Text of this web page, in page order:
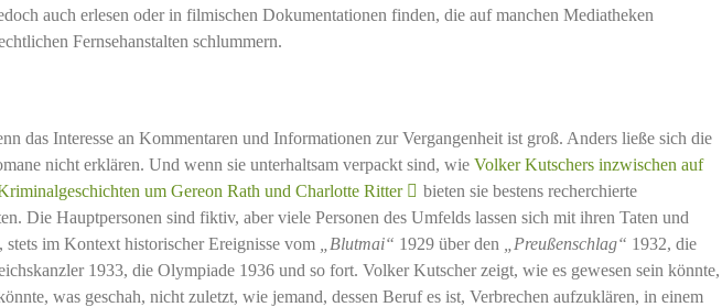
auch erlesen oder in filmischen Dokumentationen finden, die auf manchen Mediatheken
Fernsehanstalten schlummern.
das Interesse an Kommentaren und Informationen zur Vergangenheit ist groß. Anders ließe sich die
nicht erklären. Und wenn sie unterhaltsam verpackt sind, wie Volker Kutschers inzwischen auf
um Gereon Rath und Charlotte Ritter
bieten sie bestens recherchierte
Die Hauptpersonen sind fiktiv, aber viele Personen des Umfelds lassen sich mit ihren Taten und
stets im Kontext historischer Ereignisse vom „Blutmai“ 1929 über den „Preußenschlag“ 1932, die
1933, die Olympiade 1936 und so fort. Volker Kutscher zeigt, wie es gewesen sein könnte,
was geschah, nicht zuletzt, wie jemand, dessen Beruf es ist, Verbrechen aufzuklären, in einem